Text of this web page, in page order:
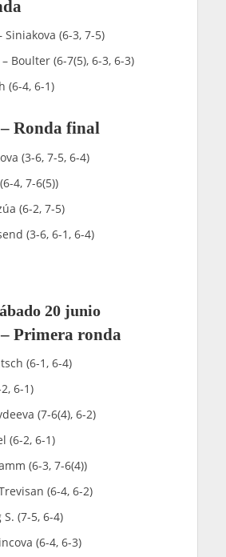
Siniakova (6-3, 7-5)
Boulter (6-7(5), 6-3, 6-3)
(6-4, 6-1)
Ronda final
(3-6, 7-5, 6-4)
4, 7-6(5))
(6-2, 7-5)
(3-6, 6-1, 6-4)
20 junio
Primera ronda
(6-1, 6-4)
6-1)
(7-6(4), 6-2)
(6-2, 6-1)
(6-3, 7-6(4))
(6-4, 6-2)
(7-5, 6-4)
(6-4, 6-3)